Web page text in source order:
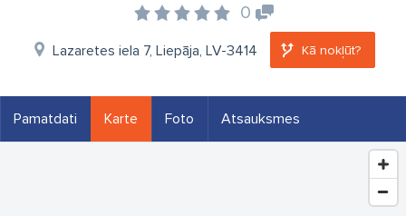
0
Lazaretes iela 7, Liepāja, LV-3414 Kā nokļūt?
Pamatdati Karte Foto Atsauksmes